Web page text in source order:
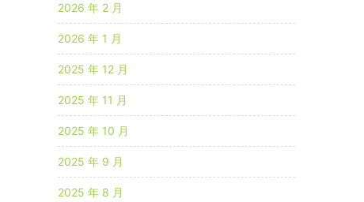
2026 年 2 月
2026 年 1 月
2025 年 12 月
2025 年 11 月
2025 年 10 月
2025 年 9 月
2025 年 8 月